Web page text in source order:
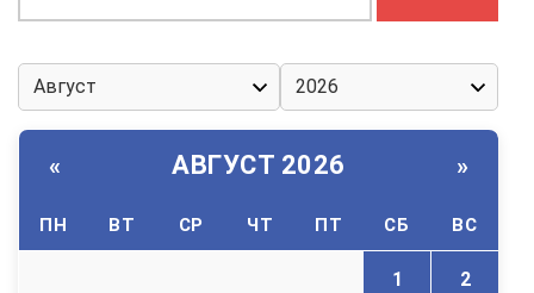
« АВГУСТ 2026 »
ПН ВТ СР ЧТ ПТ СБ ВС
1 2